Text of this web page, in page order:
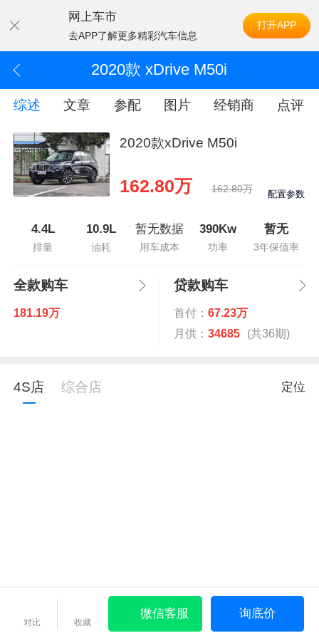
网上车市
去APP了解更多精彩汽车信息
打开APP
2020款 xDrive M50i
综述 文章 参配 图片 经销商 点评
2020款xDrive M50i
162.80万 162.80万 配置参数
4.4L
排量
10.9L
油耗
暂无数据
用车成本
390Kw
功率
暂无
3年保值率
全款购车
181.19万
贷款购车
首付： 67.23万
月供： 34685 (共36期)
4S店 综合店 定位
对比 收藏
微信客服 询底价